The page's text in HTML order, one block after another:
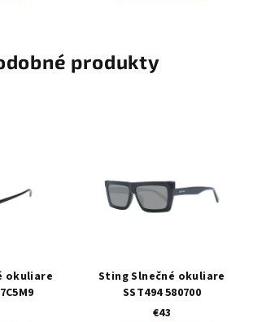
produkty
okuliare
Sting Slnečné okuliare
SST494 580700
€43